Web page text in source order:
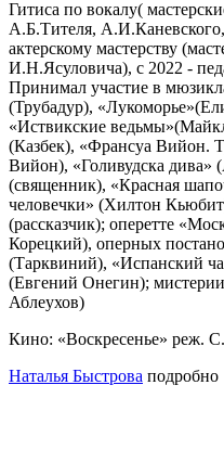
Гитиса по вокалу(
А.Б.Тителя,
актерскому мастерству
И.Н.Ясуловича), с 2022 -
Принимал участие в
(Трубадур),
«Иствикские
(Казбек), «Франсуа Вийон.
Вийон), «Голивудска дива»
(священник), «Красная
человечки» (Хилтон
(рассказчик); оперетте
Корецкий), оперных
(Тарквиний), «Испанский
(Евгений Онегин);
Аблеухов)
Кино: «Воскресенье» реж.
Наталья Быстрова подробно